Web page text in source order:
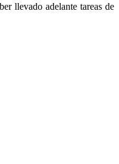
llevado adelante tareas de